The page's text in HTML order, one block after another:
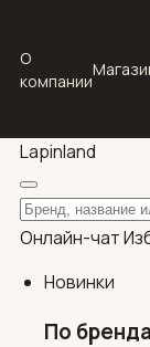
О
компании
Lapinland
Поиск по
Онлайн-чат
Новинки
По